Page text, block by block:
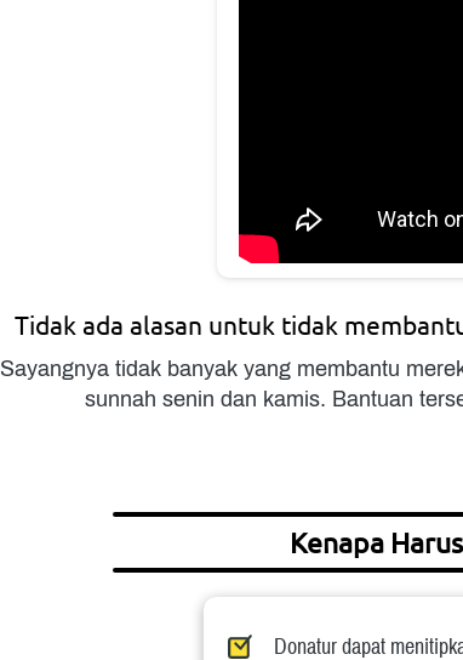
Tidak ada alasan untuk tidak
Sayangnya tidak banyak yang membantu
sunnah senin dan kamis. Bantuan
Kenapa
Donatur dapat